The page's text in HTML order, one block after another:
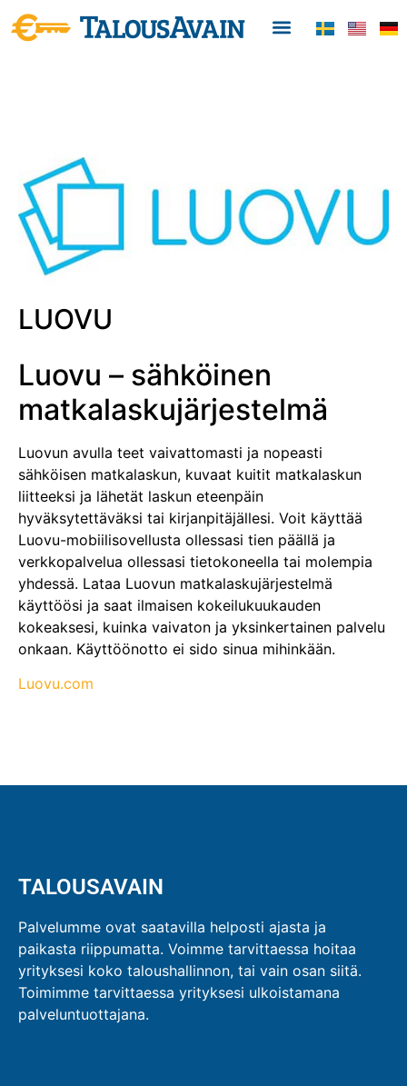
LUOVU
Luovu – sähköinen
matkalaskujärjestelmä
Luovun avulla teet vaivattomasti ja nopeasti
sähköisen matkalaskun, kuvaat kuitit matkalaskun
liitteeksi ja lähetät laskun eteenpäin
hyväksytettäväksi tai kirjanpitäjällesi. Voit käyttää
Luovu-mobiilisovellusta ollessasi tien päällä ja
verkkopalvelua ollessasi tietokoneella tai molempia
yhdessä. Lataa Luovun matkalaskujärjestelmä
käyttöösi ja saat ilmaisen kokeilukuukauden
kokeaksesi, kuinka vaivaton ja yksinkertainen palvelu
onkaan. Käyttöönotto ei sido sinua mihinkään.
Luovu.com
TALOUSAVAIN
Palvelumme ovat saatavilla helposti ajasta ja
paikasta riippumatta. Voimme tarvittaessa hoitaa
yrityksesi koko taloushallinnon, tai vain osan siitä.
Toimimme tarvittaessa yrityksesi ulkoistamana
palveluntuottajana.